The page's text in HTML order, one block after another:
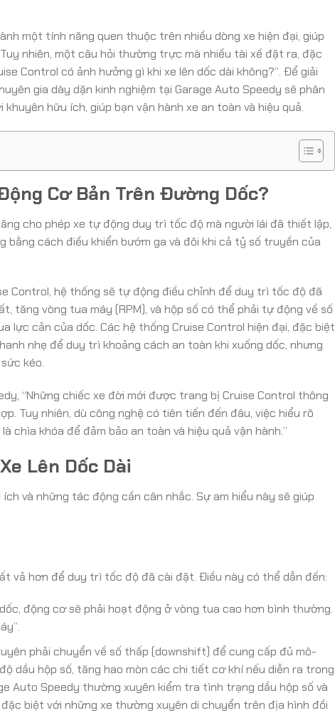
một tính năng quen thuộc trên nhiều dòng xe hiện đại, giúp
nhiên, một câu hỏi thường trực mà nhiều tài xế đặt ra, đặc
Control có ảnh hưởng gì khi xe lên dốc dài không?”. Để giải
gia dày dặn kinh nghiệm tại Garage Auto Speedy sẽ phân
hữu ích, giúp bạn vận hành xe an toàn và hiệu quả.
Cơ Bản Trên Đường Dốc?
cho phép xe tự động duy trì tốc độ mà người lái đã thiết lập,
bằng cách điều khiển bướm ga và đôi khi cả tỷ số truyền của
Control, hệ thống sẽ tự động điều chỉnh để duy trì tốc độ đã
tăng vòng tua máy (RPM), và hộp số có thể phải tự động về số
lực cản của dốc. Các hệ thống Cruise Control hiện đại, đặc biệt
nhẹ để duy trì khoảng cách an toàn khi xuống dốc, nhưng
kéo.
“Những chiếc xe đời mới được trang bị Cruise Control thông
Tuy nhiên, dù công nghệ có tiên tiến đến đâu, việc hiểu rõ
chìa khóa để đảm bảo an toàn và hiệu quả vận hành.”
Lên Dốc Dài
và những tác động cần cân nhắc. Sự am hiểu này sẽ giúp
vả hơn để duy trì tốc độ đã cài đặt. Điều này có thể dẫn đến:
động cơ sẽ phải hoạt động ở vòng tua cao hơn bình thường.
phải chuyển về số thấp (downshift) để cung cấp đủ mô-
dầu hộp số, tăng hao mòn các chi tiết cơ khí nếu diễn ra trong
Auto Speedy thường xuyên kiểm tra tình trạng dầu hộp số và
biệt với những xe thường xuyên di chuyển trên địa hình đồi